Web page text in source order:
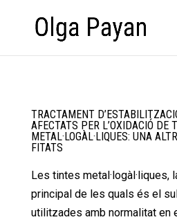
TRACTAMENT
AFECTATS PER L’OXIDACIÓ DE
METAL·LOGÀL·LIQUES: UNA
FITATS
Les tintes metal·logàl·liques,
principal de les quals és el
utilitzades amb normalitat en